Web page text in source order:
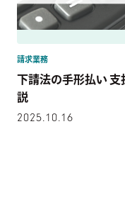
請求業務
下請法の手形払い
説
2025.10.16